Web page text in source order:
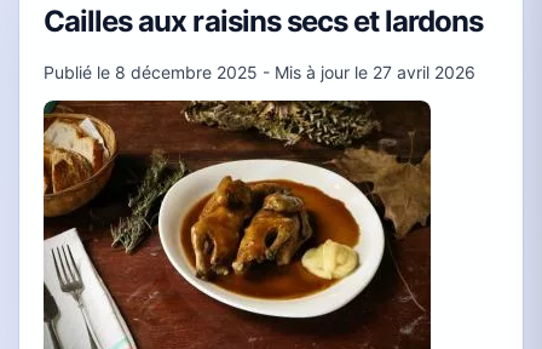
Cailles aux raisins secs et lardons
Publié le 8 décembre 2025 - Mis à jour le 27 avril 2026